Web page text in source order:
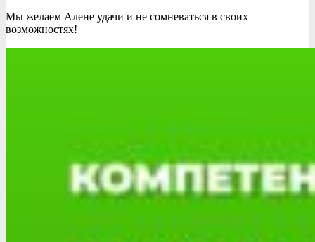
Мы желаем Алене удачи и не сомневаться в своих
возможностях!